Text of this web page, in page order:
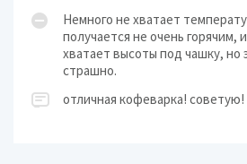
Немного не хватает
получается не очень горячим,
хватает высоты под чашку, но
страшно.
отличная кофеварка! советую!